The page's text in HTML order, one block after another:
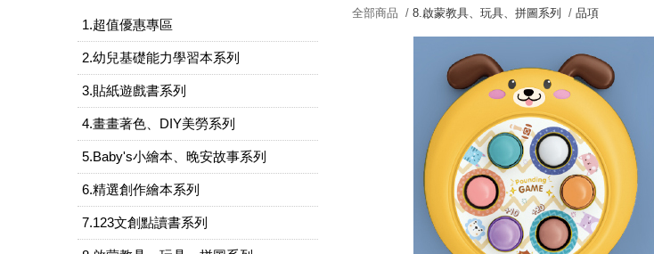
1.超值優惠專區
2.幼兒基礎能力學習本系列
3.貼紙遊戲書系列
4.畫畫著色、DIY美勞系列
5.Baby's小繪本、晚安故事系列
6.精選創作繪本系列
7.123文創點讀書系列
全部商品 / 8.啟蒙教具、玩具、拼圖系列 / 品項